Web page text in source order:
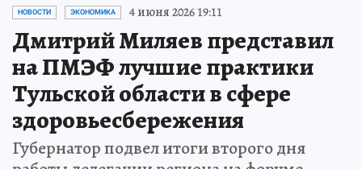
НОВОСТИ ЭКОНОМИКА 4 июня 2026 19:11
Дмитрий Миляев представил
на ПМЭФ лучшие практики
Тульской области в сфере
здоровьесбережения
Губернатор подвел итоги второго дня